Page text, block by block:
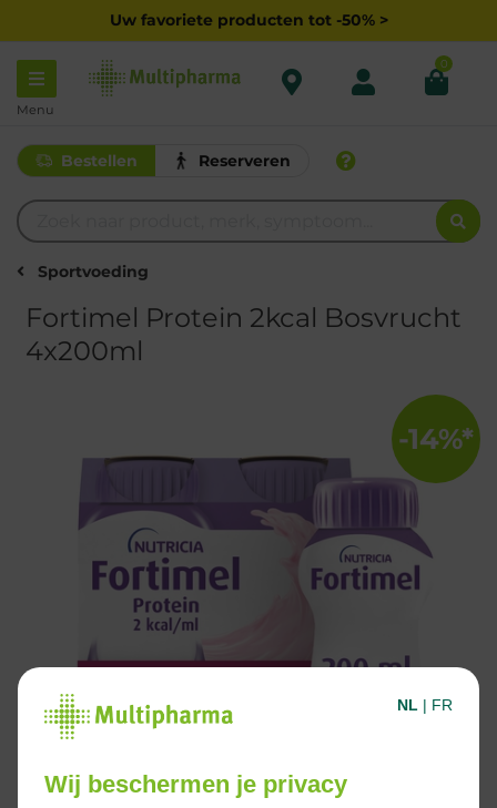
Uw favoriete producten tot -50% >
Menu
0
Bestellen Reserveren
Sportvoeding
Fortimel Protein 2kcal Bosvrucht
4x200ml
-14%*
NL | FR
Wij beschermen je privacy